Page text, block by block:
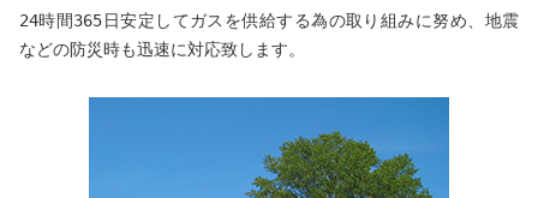
24時間365日安定してガスを供給する為の取り組みに努め、地震
などの防災時も迅速に対応致します。